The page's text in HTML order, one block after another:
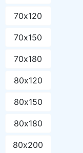
70х120
70х150
70х180
80х120
80х150
80х180
80х200